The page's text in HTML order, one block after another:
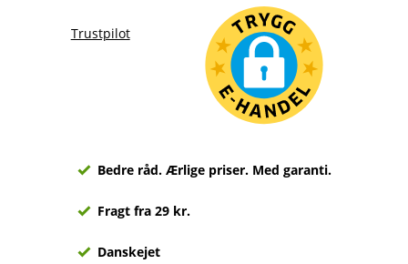
Trustpilot
Bedre råd. Ærlige priser. Med garanti.
Fragt fra 29 kr.
Danskejet